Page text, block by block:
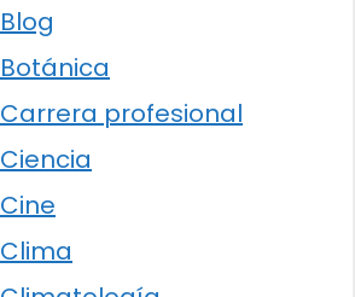
Blog
Botánica
Carrera profesional
Ciencia
Cine
Clima